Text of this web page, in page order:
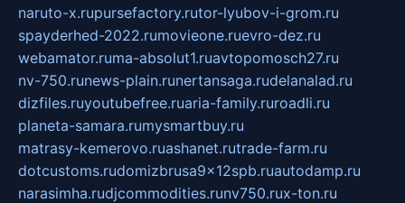
naruto-x.rupursefactory.rutor-lyubov-i-grom.ru
spayderhed-2022.rumovieone.ruevro-dez.ru
webamator.ruma-absolut1.ruavtopomosch27.ru
nv-750.runews-plain.runertansaga.rudelanalad.ru
dizfiles.ruyoutubefree.ruaria-family.ruroadli.ru
planeta-samara.rumysmartbuy.ru
matrasy-kemerovo.ruashanet.rutrade-farm.ru
dotcustoms.rudomizbrusa9x12spb.ruautodamp.ru
narasimha.rudjcommodities.runv750.rux-ton.ru